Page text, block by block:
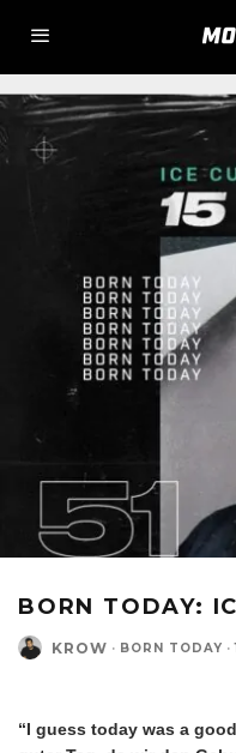
BORN TODAY:
KROW · BORN TODAY ·
“I guess today was a